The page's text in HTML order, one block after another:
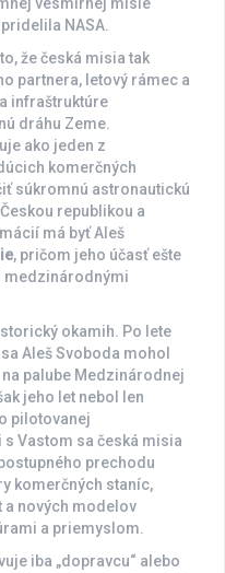
vesmírnej misie
NASA.
že česká misia tak
partnera, letový rámec a
infraštruktúre
dráhu Zeme.
ako jeden z
komerčných
súkromnú astronautickú
republikou a
má byť Aleš
, pričom jeho účasť ešte
medzinárodnými
okamih. Po lete
Aleš Svoboda mohol
palube Medzinárodnej
jeho let nebol len
pilotovanej
Vastom sa česká misia
prechodu
komerčných staníc,
a nových modelov
a priemyslom.
iba „dopravcu“ alebo